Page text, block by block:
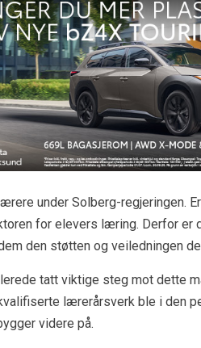
under Solberg-regjeringen.
for elevers læring. Derfor er
den støtten og veiledningen
tatt viktige steg mot dette
lærerårsverk ble i den
videre på.